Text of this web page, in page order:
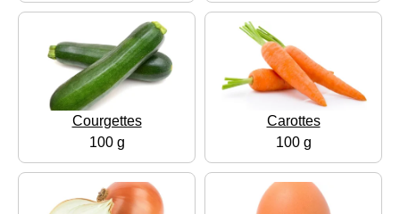
Courgettes
100 g
Carottes
100 g